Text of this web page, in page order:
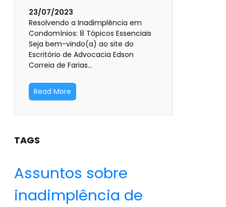
23/07/2023
Resolvendo a Inadimplência em
Condomínios: 8 Tópicos Essenciais
Seja bem-vindo(a) ao site do
Escritório de Advocacia Edson
Correia de Farias…
Read More
TAGS
Assuntos sobre
inadimplência de